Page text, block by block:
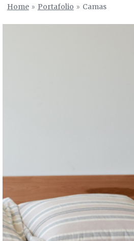
Home » Portafolio » Camas